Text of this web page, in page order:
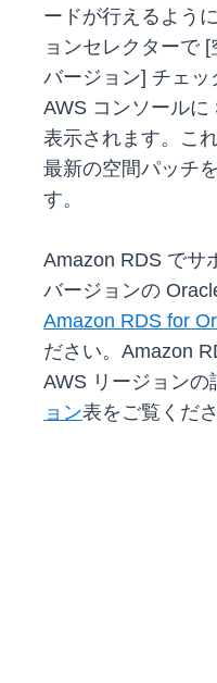
ードが行えるよう
ョンセレクターで
バージョン] チェッ
AWS コンソール
表示されます。こ
最新の空間パッチ
す。
Amazon RDS でサ
バージョンの
Amazon RDS for
ださい。Amazon
AWS リージョンの
ョン表をご覧くださ